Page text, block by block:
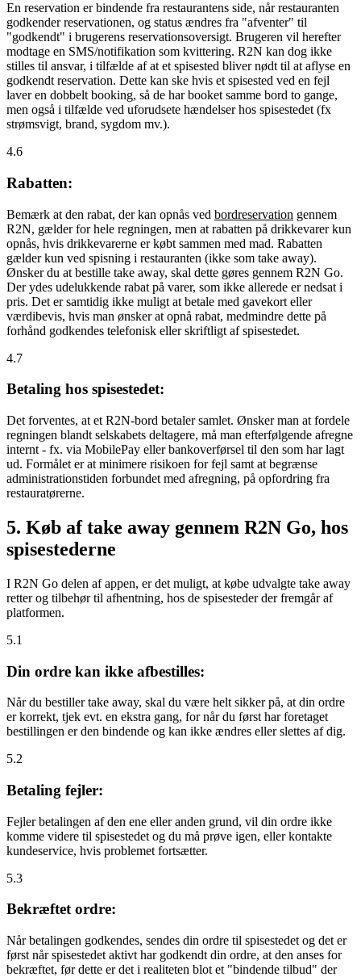
En reservation er bindende fra restaurantens side, når restauranten
godkender reservationen, og status ændres fra "afventer" til
"godkendt" i brugerens reservationsoversigt. Brugeren vil herefter
modtage en SMS/notifikation som kvittering. R2N kan dog ikke
stilles til ansvar, i tilfælde af at et spisested bliver nødt til at aflyse en
godkendt reservation. Dette kan ske hvis et spisested ved en fejl
laver en dobbelt booking, så de har booket samme bord to gange,
men også i tilfælde ved uforudsete hændelser hos spisestedet (fx
strømsvigt, brand, sygdom mv.).
4.6
Rabatten:
Bemærk at den rabat, der kan opnås ved bordreservation gennem
R2N, gælder for hele regningen, men at rabatten på drikkevarer kun
opnås, hvis drikkevarerne er købt sammen med mad. Rabatten
gælder kun ved spisning i restauranten (ikke som take away).
Ønsker du at bestille take away, skal dette gøres gennem R2N Go.
Der ydes udelukkende rabat på varer, som ikke allerede er nedsat i
pris. Det er samtidig ikke muligt at betale med gavekort eller
værdibevis, hvis man ønsker at opnå rabat, medmindre dette på
forhånd godkendes telefonisk eller skriftligt af spisestedet.
4.7
Betaling hos spisestedet:
Det forventes, at et R2N-bord betaler samlet. Ønsker man at fordele
regningen blandt selskabets deltagere, må man efterfølgende afregne
internt - fx. via MobilePay eller bankoverførsel til den som har lagt
ud. Formålet er at minimere risikoen for fejl samt at begrænse
administrationstiden forbundet med afregning, på opfordring fra
restauratørerne.
5. Køb af take away gennem R2N Go, hos
spisestederne
I R2N Go delen af appen, er det muligt, at købe udvalgte take away
retter og tilbehør til afhentning, hos de spisesteder der fremgår af
platformen.
5.1
Din ordre kan ikke afbestilles:
Når du bestiller take away, skal du være helt sikker på, at din ordre
er korrekt, tjek evt. en ekstra gang, for når du først har foretaget
bestillingen er den bindende og kan ikke ændres eller slettes af dig.
5.2
Betaling fejler:
Fejler betalingen af den ene eller anden grund, vil din ordre ikke
komme videre til spisestedet og du må prøve igen, eller kontakte
kundeservice, hvis problemet fortsætter.
5.3
Bekræftet ordre:
Når betalingen godkendes, sendes din ordre til spisestedet og det er
først når spisestedet aktivt har godkendt din ordre, at den anses for
bekræftet, før dette er det i realiteten blot et "bindende tilbud" der